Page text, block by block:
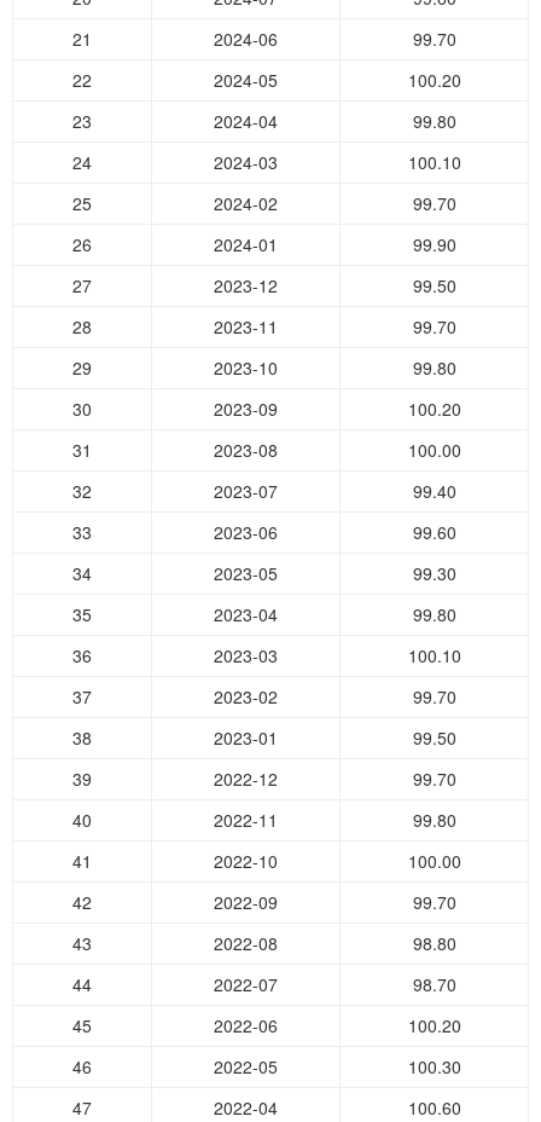
21
2024-06
99.70
22
2024-05
100.20
23
2024-04
99.80
24
2024-03
100.10
25
2024-02
99.70
26
2024-01
99.90
27
2023-12
99.50
28
2023-11
99.70
29
2023-10
99.80
30
2023-09
100.20
31
2023-08
100.00
32
2023-07
99.40
33
2023-06
99.60
34
2023-05
99.30
35
2023-04
99.80
36
2023-03
100.10
37
2023-02
99.70
38
2023-01
99.50
39
2022-12
99.70
40
2022-11
99.80
41
2022-10
100.00
42
2022-09
99.70
43
2022-08
98.80
44
2022-07
98.70
45
2022-06
100.20
46
2022-05
100.30
47
2022-04 100.60